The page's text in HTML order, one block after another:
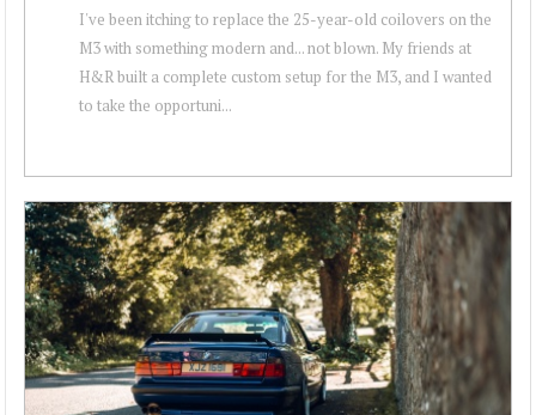
I've been itching to replace the 25-year-old coilovers on the
M3 with something modern and... not blown. My friends at
H&R built a complete custom setup for the M3, and I wanted
to take the opportuni...